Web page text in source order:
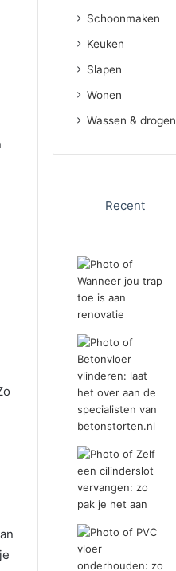
Schoonmaken
Keuken
Slapen
Wonen
Wassen & drogen
Recent